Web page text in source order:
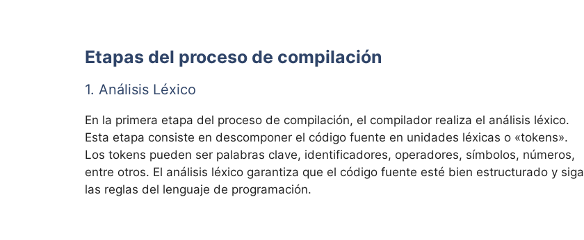
Etapas del proceso de compilación
1. Análisis Léxico
En la primera etapa del proceso de compilación, el compilador realiza el análisis léxico.
Esta etapa consiste en descomponer el código fuente en unidades léxicas o «tokens».
Los tokens pueden ser palabras clave, identificadores, operadores, símbolos, números,
entre otros. El análisis léxico garantiza que el código fuente esté bien estructurado y siga
las reglas del lenguaje de programación.